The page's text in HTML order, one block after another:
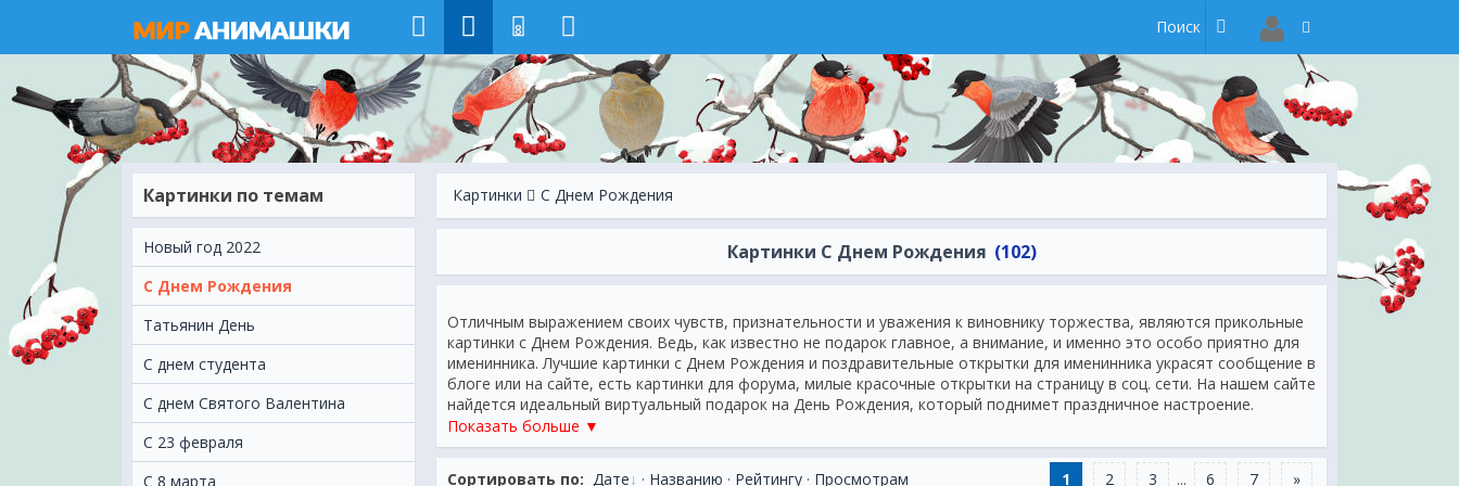
8
Картинки по темам
Новый год 2022
С Днем Рождения
Татьянин День
С днем студента
С днем Святого Валентина
С 23 февраля
C 8 марта
Картинки С Днем Рождения
Картинки С Днем Рождения (102)
Отличным выражением своих чувств, признательности и уважения к виновнику торжества, являются прикольные
картинки с Днем Рождения. Ведь, как известно не подарок главное, а внимание, и именно это особо приятно для
именинника. Лучшие картинки с Днем Рождения и поздравительные открытки для именинника украсят сообщение в
блоге или на сайте, есть картинки для форума, милые красочные открытки на страницу в соц. сети. На нашем сайте
найдется идеальный виртуальный подарок на День Рождения, который поднимет праздничное настроение.
Поздравление с Днем Рождения в картинках особо приятно для человека который находится далеко, как мило что
близкие помнят о его празднике. Веселые забавные картинки с яркими красками, картинки с Днем Рождения с
анимационными эффектами особенно запомнятся и очень притягательны. На нашем сайте их очень легко
Показать больше ▼
Сортировать по: Дате · Названию · Рейтингу · Просмотрам 1 2 3 ... 6 7 »